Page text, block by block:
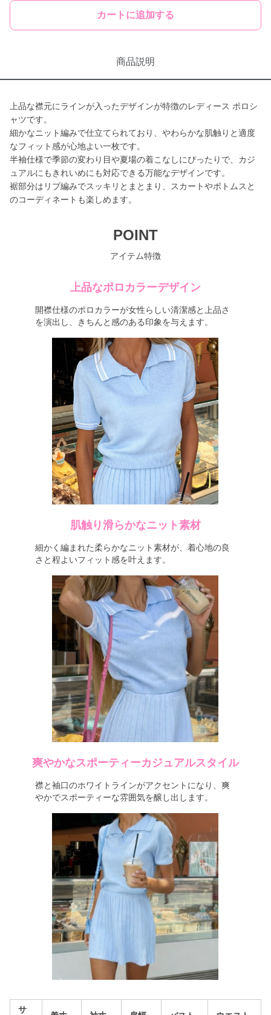
カートに追加する
商品説明
上品な襟元にラインが入ったデザインが特徴のレディース ポロシ
ャツです。
細かなニット編みで仕立てられており、やわらかな肌触りと適度
なフィット感が心地よい一枚です。
半袖仕様で季節の変わり目や夏場の着こなしにぴったりで、カジ
ュアルにもきれいめにも対応できる万能なデザインです。
裾部分はリブ編みでスッキリとまとまり、スカートやボトムスと
のコーディネートも楽しめます。
POINT
アイテム特徴
上品なポロカラーデザイン
開襟仕様のポロカラーが女性らしい清潔感と上品さ
を演出し、きちんと感のある印象を与えます。
肌触り滑らかなニット素材
細かく編まれた柔らかなニット素材が、着心地の良
さと程よいフィット感を叶えます。
爽やかなスポーティーカジュアルスタイル
襟と袖口のホワイトラインがアクセントになり、爽
やかでスポーティーな雰囲気を醸し出します。
サ